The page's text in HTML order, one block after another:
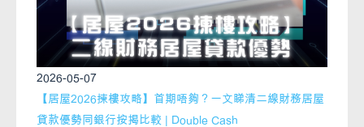
2026-05-07
【居屋2026揀樓攻略】首期唔夠？一文睇清二線財務居屋
貸款優勢同銀行按揭比較 | Double Cash